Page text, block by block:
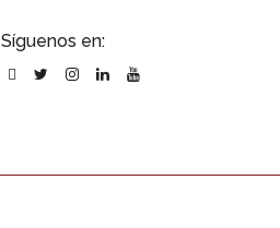
Síguenos en: